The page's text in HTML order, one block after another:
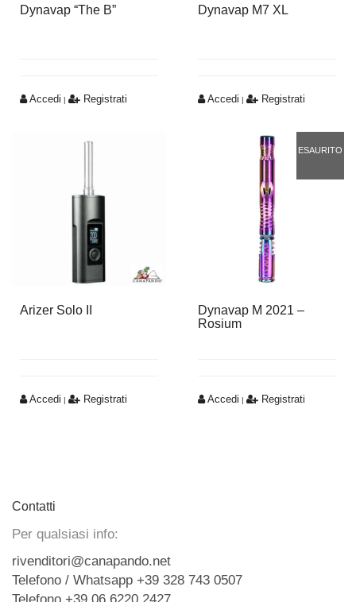
Dynavap “The B”
Accedi | Registrati
Dynavap M7 XL
Accedi | Registrati
Arizer Solo II
Accedi | Registrati
ESAURITO
Dynavap M 2021 –
Rosium
Accedi | Registrati
Contatti
Per qualsiasi info:
rivenditori@canapando.net
Telefono / Whatsapp +39 328 743 0507